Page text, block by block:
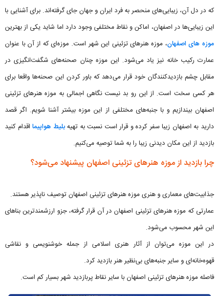
که در دل آن، زیبایی‌های منحصر به فرد ایران و جهان جای گرفته‌اند. برای آشنایی با
این زیبایی‌ها در اصفهان، اماکن و نقاط مختلفی وجود دارد اما شاید یکی از بهترین
موزه های اصفهان، موزه هنرهای تزئینی این شهر است. موزه‌ای که از آن با عنوان
عمارت رکیب خانه نیز یاد می‌شود. این موزه چنان صحنه‌های شگفت‌انگیزی در
مقابل چشم بازدیدکنندگان خود قرار می‌دهد که باور کردن این صحنه‌ها واقعا برای
هر کسی سخت است. از این رو بد نیست نگاهی اجمالی به موزه هنرهای تزئینی
اصفهان بیندازیم و با جنبه‌های مختلفی از این موزه بیشتر آشنا شویم. اگر قصد
دارید به اصفهان زیبا سفر کرده و قرار است نسبت به تهیهبلیط هواپیمااقدام کنید
بازدید از این مکان دیدنی زیبا را به شما توصیه می‌کنیم.
چرا بازدید از موزه هنرهای تزئینی اصفهان پیشنهاد می‌شود؟
جذابیت‌های معماری و هنری موزه هنرهای تزئینی اصفهان توصیف ناپذیر هستند.
عمارتی که موزه هنرهای تزئینی اصفهان در آن قرار گرفته، جزو ارزشمندترین بناهای
این شهر محسوب می‌شود.
در این موزه می‌توان از آثار هنری اسلامی از جمله خوشنویسی و نقاشی
قهوه‌خانه‌ای و سایر جنبه‌های بی‌نظیر هنر بازدید کرد.
فاصله موزه هنرهای تزئینی اصفهان با سایر نقاط پربازدید شهر بسیار کم است.